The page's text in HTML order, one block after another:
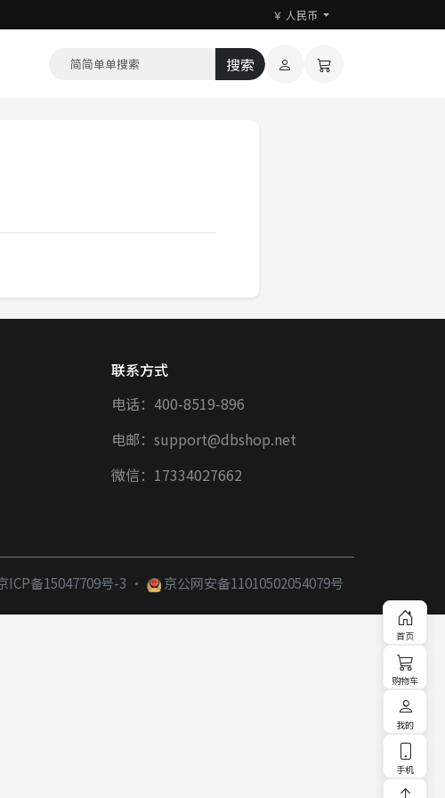
￥ 人民币
搜索
联系方式
电话：400-8519-896
电邮：support@dbshop.net
微信：17334027662
ICP备15047709号-3 · 京公网安备11010502054079号
首页
购物车
我的
手机